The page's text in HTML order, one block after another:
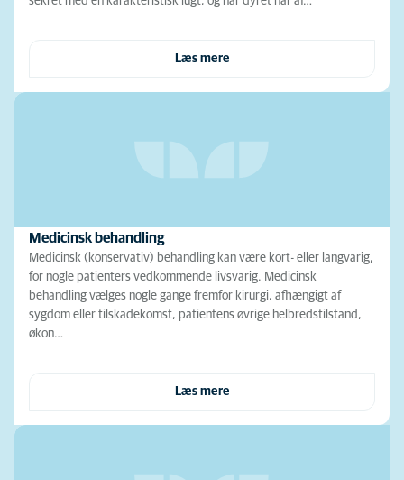
Læs mere
Medicinsk behandling
Medicinsk (konservativ) behandling kan være kort- eller langvarig,
for nogle patienters vedkommende livsvarig. Medicinsk
behandling vælges nogle gange fremfor kirurgi, afhængigt af
sygdom eller tilskadekomst, patientens øvrige helbredstilstand,
økon…
Læs mere